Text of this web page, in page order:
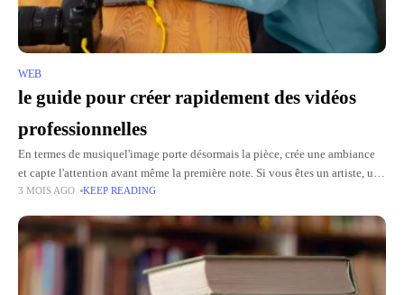
WEB
le guide pour créer rapidement des vidéos
professionnelles
En termes de musiquel'image porte désormais la pièce, crée une ambiance
et capte l'attention avant même la première note. Si vous êtes un artiste, un
label, un média ou un
3 MOIS AGO KEEP READING